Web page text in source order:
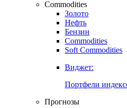
Commodities
Золото
Нефть
Бензин
Commodities
Soft Commodities
Виджет:
Портфели
Прогнозы